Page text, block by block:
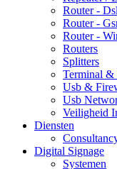
Router -
Router -
Router -
Routers
Splitters
Terminal &
Usb &
Usb
Veiligheid
Diensten
Digital Signage
Systemen